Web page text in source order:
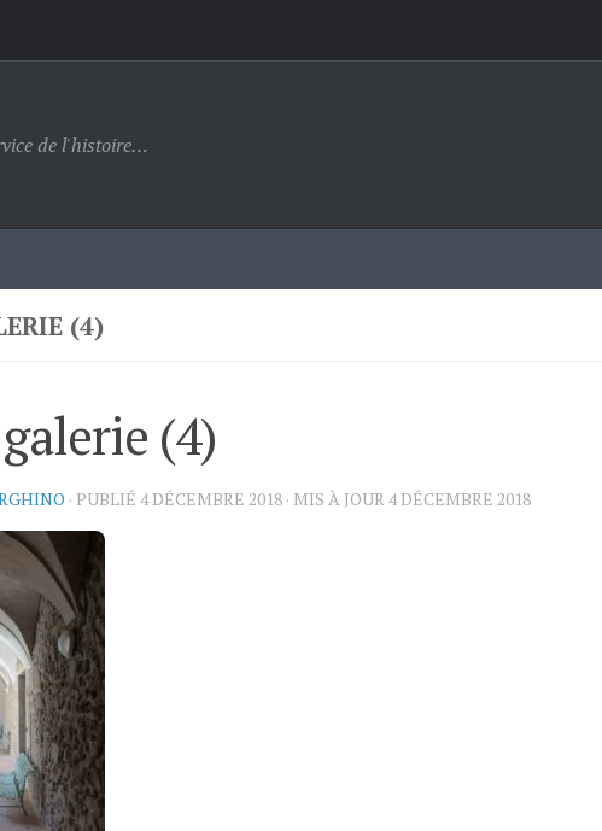
de l'histoire…
(4)
(4)
· PUBLIÉ 4 DÉCEMBRE 2018 · MIS À JOUR 4 DÉCEMBRE 2018